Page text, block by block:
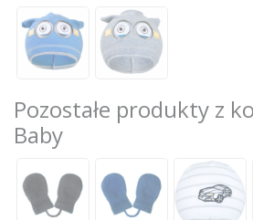
Pozostałe produkty z
Baby